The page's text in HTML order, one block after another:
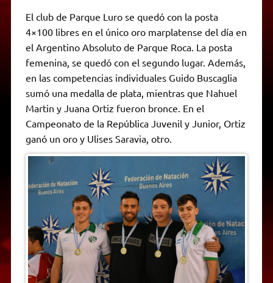
a
t
s
A
p
p
e
g
a
m
t
t
e
r
e
b
o
o
k
s
e
g
e
y
L
i
n
k
i
l
n
t
F
r
i
n
d
l
y
El club de Parque Luro se quedó con la posta
4×100 libres en el único oro marplatense del día en
el Argentino Absoluto de Parque Roca. La posta
femenina, se quedó con el segundo lugar. Además,
en las competencias individuales Guido Buscaglia
sumó una medalla de plata, mientras que Nahuel
Martin y Juana Ortiz fueron bronce. En el
Campeonato de la República Juvenil y Junior, Ortiz
ganó un oro y Ulises Saravia, otro.